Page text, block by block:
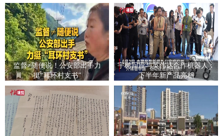
监督≠随便说！公安部出手力
挺“耳环村支书”
宇树回应与英伟达合作机器人：
下半年新产品亮相